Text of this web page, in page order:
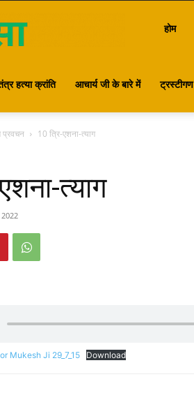
होम
हत्या क्रांति आचार्य जी के बारे में ट्रस्टीगण
प्रवचन 10 त्रि-एशना-त्याग
त्याग
Mukesh Ji 29_7_15 Download